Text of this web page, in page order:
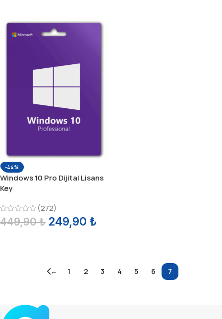
-44%
Windows 10 Pro Dijital Lisans
Key
(272)
449,90₺ 249,90 ₺
← 1 2 3 4 5 6 7